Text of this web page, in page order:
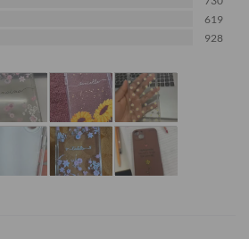
619
928